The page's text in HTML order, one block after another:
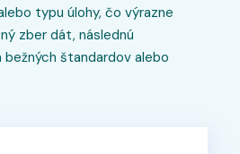
typu úlohy, čo výrazne
zber dát, následnú
štandardov alebo